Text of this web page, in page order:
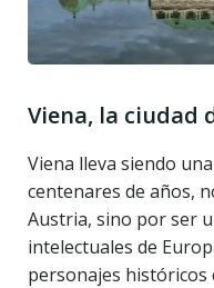
Viena, la ciudad
Viena lleva siendo
centenares de años,
Austria, sino por ser
intelectuales de
personajes